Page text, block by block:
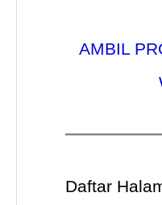
AMBIL
Daftar